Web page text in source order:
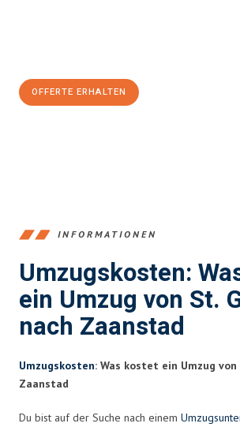
OFFERTE ERHALTEN
INFORMATIONEN
Umzugskosten:
ein Umzug von St.
nach Zaanstad
Umzugskosten: Was kostet ein Umzug von
Zaanstad
Du bist auf der Suche nach einem